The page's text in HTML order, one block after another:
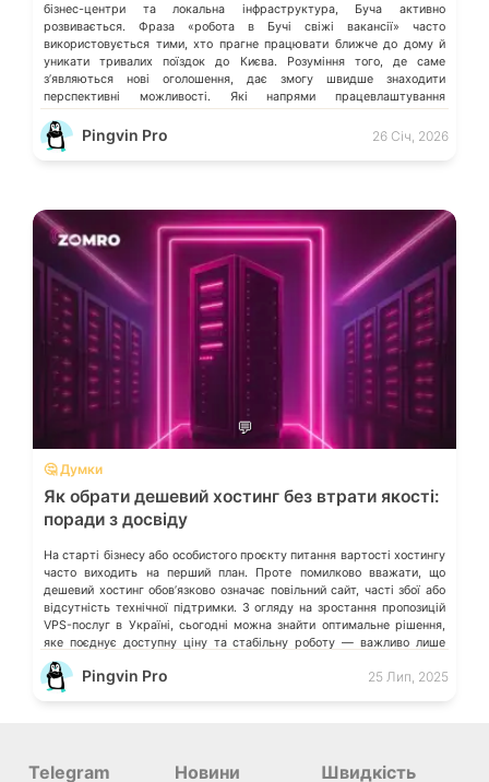
бізнес-центри та локальна інфраструктура, Буча активно
розвивається. Фраза «робота в Бучі свіжі вакансії» часто
використовується тими, хто прагне працювати ближче до дому й
уникати тривалих поїздок до Києва. Розуміння того, де саме
зʼявляються нові оголошення, дає змогу швидше знаходити
перспективні можливості. Які напрями працевлаштування
переважають у місті […]
Pingvin Pro 26 Січ, 2026
💬
🤔 Думки
Як обрати дешевий хостинг без втрати якості:
поради з досвіду
На старті бізнесу або особистого проєкту питання вартості хостингу
часто виходить на перший план. Проте помилково вважати, що
дешевий хостинг обовʼязково означає повільний сайт, часті збої або
відсутність технічної підтримки. З огляду на зростання пропозицій
VPS-послуг в Україні, сьогодні можна знайти оптимальне рішення,
яке поєднує доступну ціну та стабільну роботу — важливо лише
знати, на […]
Pingvin Pro 25 Лип, 2025
Telegram Новини Швидкість